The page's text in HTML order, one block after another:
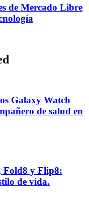
de Mercado Libre
Galaxy Watch
de salud en
Fold8 y Flip8:
de vida.